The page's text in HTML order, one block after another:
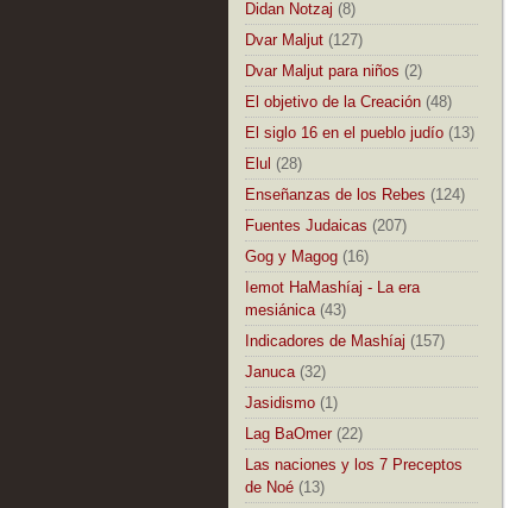
Didan Notzaj (8)
Dvar Maljut (127)
Dvar Maljut para niños (2)
El objetivo de la Creación (48)
El siglo 16 en el pueblo judío (13)
Elul (28)
Enseñanzas de los Rebes (124)
Fuentes Judaicas (207)
Gog y Magog (16)
Iemot HaMashíaj - La era
mesiánica (43)
Indicadores de Mashíaj (157)
Januca (32)
Jasidismo (1)
Lag BaOmer (22)
Las naciones y los 7 Preceptos
de Noé (13)